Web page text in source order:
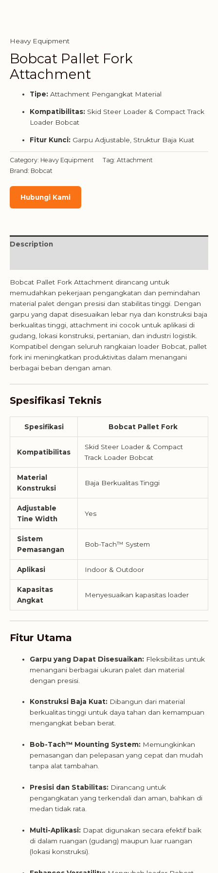
Heavy Equipment
Bobcat Pallet Fork
Attachment
Tipe: Attachment Pengangkat Material
Kompatibilitas: Skid Steer Loader & Compact Track
Loader Bobcat
Fitur Kunci: Garpu Adjustable, Struktur Baja Kuat
Category: Heavy Equipment Tag: Attachment
Brand: Bobcat
Hubungi Kami
Description
Bobcat Pallet Fork Attachment dirancang untuk
memudahkan pekerjaan pengangkatan dan pemindahan
material palet dengan presisi dan stabilitas tinggi. Dengan
garpu yang dapat disesuaikan lebar nya dan konstruksi baja
berkualitas tinggi, attachment ini cocok untuk aplikasi di
gudang, lokasi konstruksi, pertanian, dan industri logistik.
Kompatibel dengan seluruh rangkaian loader Bobcat, pallet
fork ini meningkatkan produktivitas dalam menangani
berbagai beban dengan aman.
Spesifikasi Teknis
Spesifikasi Bobcat Pallet Fork
Kompatibilitas
Skid Steer Loader & Compact
Track Loader Bobcat
Material
Konstruksi
Baja Berkualitas Tinggi
Adjustable
Tine Width
Yes
Sistem
Pemasangan
Bob-Tach™ System
Aplikasi Indoor & Outdoor
Kapasitas
Angkat
Menyesuaikan kapasitas loader
Fitur Utama
Garpu yang Dapat Disesuaikan: Fleksibilitas untuk
menangani berbagai ukuran palet dan material
dengan presisi.
Konstruksi Baja Kuat: Dibangun dari material
berkualitas tinggi untuk daya tahan dan kemampuan
mengangkat beban berat.
Bob-Tach™ Mounting System: Memungkinkan
pemasangan dan pelepasan yang cepat dan mudah
tanpa alat tambahan.
Presisi dan Stabilitas: Dirancang untuk
pengangkatan yang terkendali dan aman, bahkan di
medan tidak rata.
Multi-Aplikasi: Dapat digunakan secara efektif baik
di dalam ruangan (gudang) maupun luar ruangan
(lokasi konstruksi).